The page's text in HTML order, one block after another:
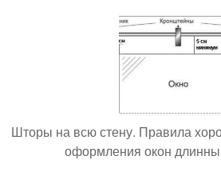
Шторы на всю стену. Правила
оформления окон